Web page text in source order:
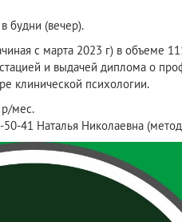
будни (вечер).
с марта 2023 г) в объеме
и выдачей диплома о
клинической психологии.
р/мес.
50-41 Наталья Николаевна